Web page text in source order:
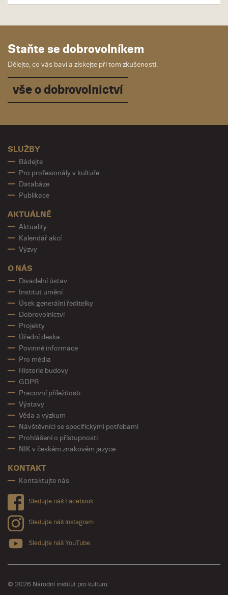
Staňte se dobrovolníkem
Dělejte, co vás baví a získejte při tom zkušenosti.
vše o dobrovolnictví
SLUŽBY
Bádejte
Pro profesionály v kultuře
Databáze
Publikace
AKTUÁLNĚ
Aktuality
Kalendář akcí
Výzvy
O NÁS
Divadelní ústav
Institut umění
Úsek generální ředitelky
Dobrovolnictví
Projekty
Úřední deska
Povinné informace
Pro média
Historie budovy
GDPR
Pracovní příležitosti
Výstavy
Věda a výzkum
Návštěvníci se specifickými potřebami
Prohlášení o přístupnosti
NIK v českém znakovém jazyce
KONTAKT
Kontaktujte nás
Sledujte náš Facebook
Sledujte náš Instagram
Sledujte náš YouTube
© 2026 Národní institut pro kulturu